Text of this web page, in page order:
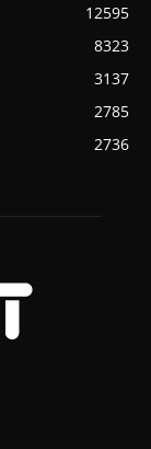
12595
8323
3137
2785
2736